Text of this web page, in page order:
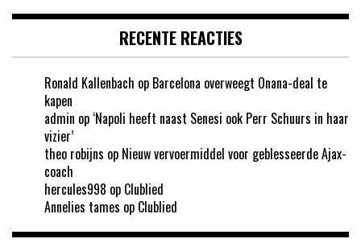
RECENTE REACTIES
Ronald Kallenbach op Barcelona overweegt Onana-deal te
kapen
admin op ‘Napoli heeft naast Senesi ook Perr Schuurs in haar
vizier’
theo robijns op Nieuw vervoermiddel voor geblesseerde Ajax-
coach
hercules998 op Clublied
Annelies tames op Clublied